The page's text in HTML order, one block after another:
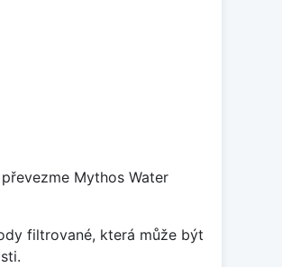
Mythos Water
filtrované, která může být